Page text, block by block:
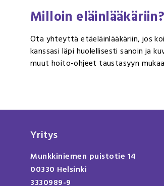
Milloin eläinlääkäriin?
Ota yhteyttä etäeläinlääkäriin, jos
kanssasi läpi huolellisesti sanoin ja
muut hoito-ohjeet taustasyyn
Yritys
Munkkiniemen puistotie 14
00330 Helsinki
3330989-9